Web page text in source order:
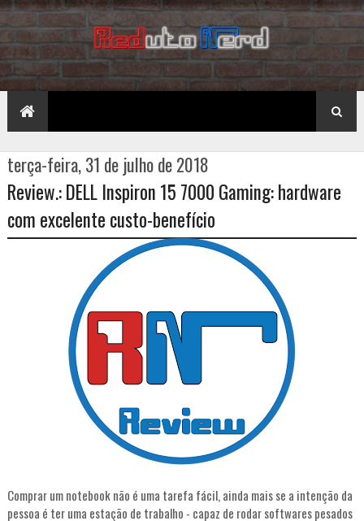
terça-feira, 31 de julho de 2018
Review.: DELL Inspiron 15 7000 Gaming: hardware
com excelente custo-benefício
Comprar um notebook não é uma tarefa fácil, ainda mais se a intenção da
pessoa é ter uma estação de trabalho - capaz de rodar softwares pesados